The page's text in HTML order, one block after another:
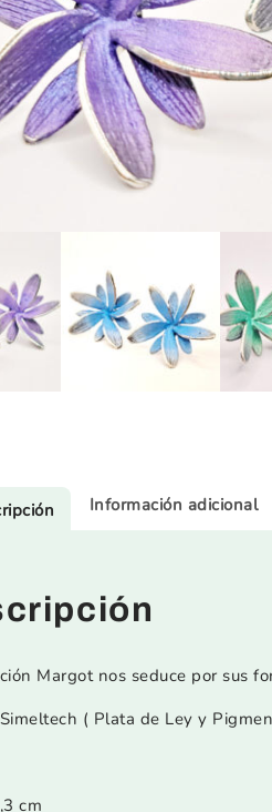
Información adicional
Margot nos seduce por sus
( Plata de Ley y
cm